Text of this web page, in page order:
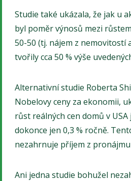
Studie také ukázala, že jak u
byl poměr výnosů mezi
50-50 (tj. nájem z nemovitostí
tvořily cca 50 % výše
Alternativní studie Roberta
Nobelovy ceny za ekonomii,
růst reálných cen domů v
dokonce jen 0,3 % ročně.
nezahrnuje příjem z
Ani jedna studie bohužel